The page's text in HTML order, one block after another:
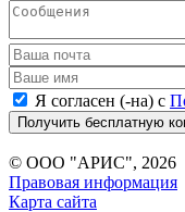
Я согласен (-на) с
Получить бесплатную
© ООО "АРИС", 2026
Правовая информация
Карта сайта